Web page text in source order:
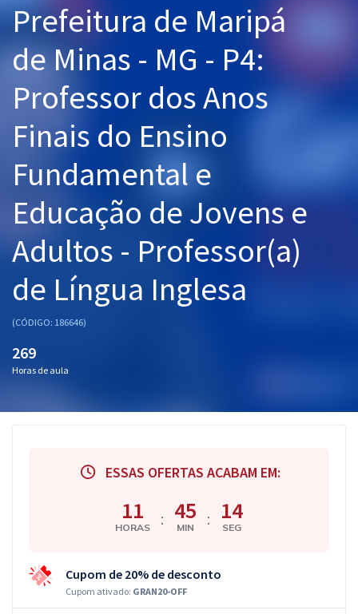
Cursos 20% OFF
Pós
Graduação
OAB
Questões grátis
Aprovados
Prefeitura de Maripá
de Minas - MG - P4:
Professor dos Anos
Finais do Ensino
Fundamental e
Educação de Jovens e
Adultos - Professor(a)
de Língua Inglesa
(CÓDIGO: 186646)
269
Horas de aula
ESSAS OFERTAS ACABAM EM:
11
HORAS : 45
MIN : 13
SEG
Cupom de 20% de desconto
Cupom ativado: GRAN20-OFF